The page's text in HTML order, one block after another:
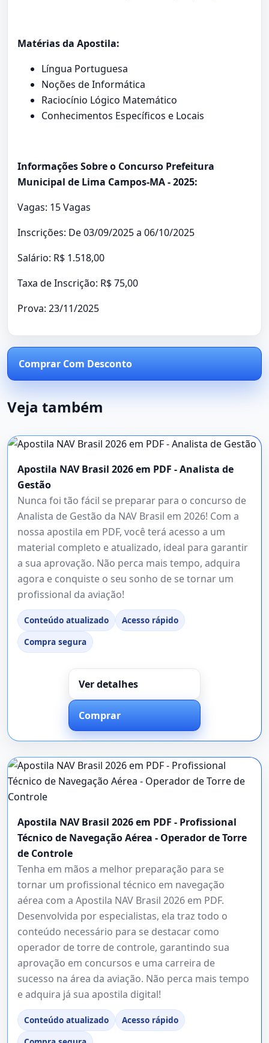
Matérias da Apostila:
Língua Portuguesa
Noções de Informática
Raciocínio Lógico Matemático
Conhecimentos Específicos e Locais
Informações Sobre o Concurso Prefeitura
Municipal de Lima Campos-MA - 2025:
Vagas: 15 Vagas
Inscrições: De 03/09/2025 a 06/10/2025
Salário: R$ 1.518,00
Taxa de Inscrição: R$ 75,00
Prova: 23/11/2025
Comprar Com Desconto
Veja também
Apostila NAV Brasil 2026 em PDF - Analista de
Gestão
Nunca foi tão fácil se preparar para o concurso de
Analista de Gestão da NAV Brasil em 2026! Com a
nossa apostila em PDF, você terá acesso a um
material completo e atualizado, ideal para garantir
a sua aprovação. Não perca mais tempo, adquira
agora e conquiste o seu sonho de se tornar um
profissional da aviação!
Conteúdo atualizado
Acesso rápido
Compra segura
Ver detalhes
Comprar
Apostila NAV Brasil 2026 em PDF - Profissional
Técnico de Navegação Aérea - Operador de Torre
de Controle
Tenha em mãos a melhor preparação para se
tornar um profissional técnico em navegação
aérea com a Apostila NAV Brasil 2026 em PDF.
Desenvolvida por especialistas, ela traz todo o
conteúdo necessário para se destacar como
operador de torre de controle, garantindo sua
aprovação em concursos e uma carreira de
sucesso na área da aviação. Não perca mais tempo
e adquira já sua apostila digital!
Conteúdo atualizado
Acesso rápido